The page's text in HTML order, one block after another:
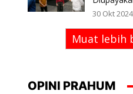
30 Okt 2024
Muat lebih
OPINI PRAHUM